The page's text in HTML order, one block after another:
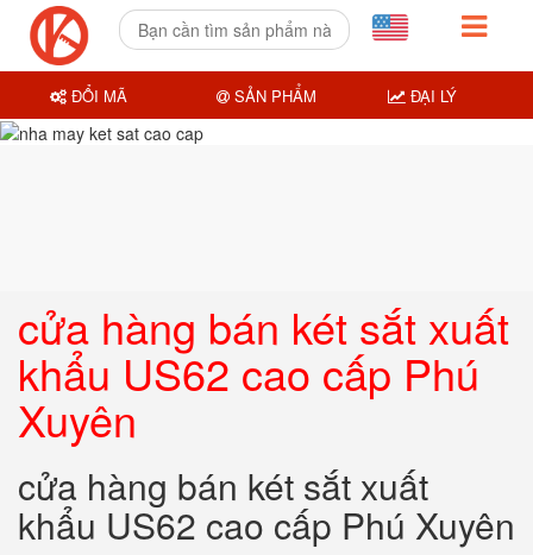
cửa hàng bán két sắt xuất
khẩu US62 cao cấp Phú
Xuyên
cửa hàng bán két sắt xuất
khẩu US62 cao cấp Phú Xuyên
ĐỔI MÃ SẢN PHẨM ĐẠI LÝ